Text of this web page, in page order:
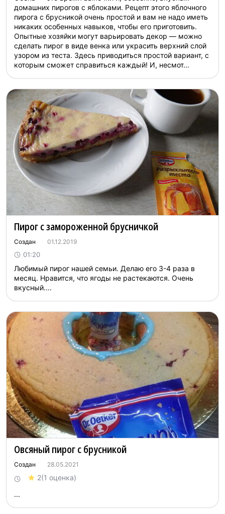
домашних пирогов с яблоками. Рецепт этого яблочного
пирога с брусникой очень простой и вам не надо иметь
никаких особенных навыков, чтобы его приготовить.
Опытные хозяйки могут варьировать декор — можно
сделать пирог в виде венка или украсить верхний слой
узором из теста. Здесь приводиться простой вариант, с
которым сможет справиться каждый! И, несмот...
Пирог с замороженной брусничкой
Создан 01.12.2019
01:20
Любимый пирог нашей семьи. Делаю его 3-4 раза в
месяц. Нравится, что ягоды не растекаются. Очень
вкусный....
Овсяный пирог с брусникой
Создан 28.05.2021
2(1 оценка)
...